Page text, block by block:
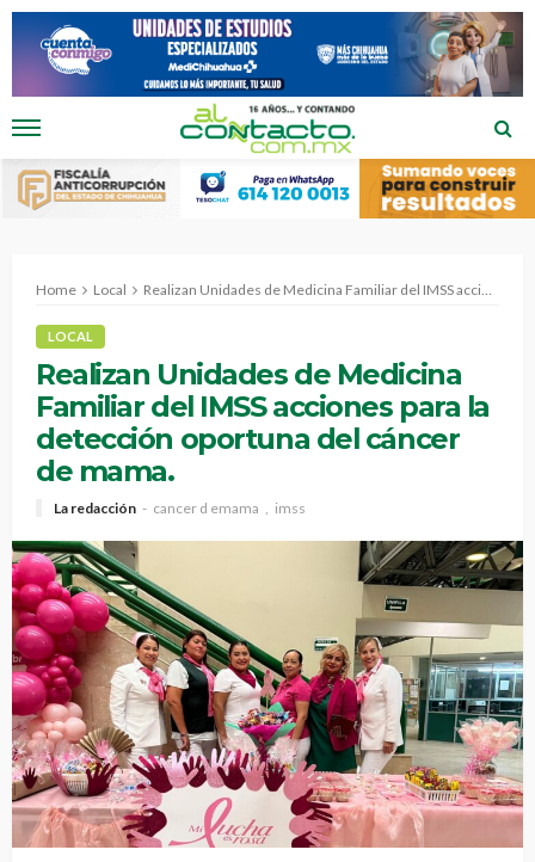
Home Local Realizan Unidades de Medicina Familiar del IMSS acciones para la detección oportuna del cáncer de mama.
LOCAL
Realizan Unidades de Medicina
Familiar del IMSS acciones para la
detección oportuna del cáncer
de mama.
La redacción cancer d emama imss